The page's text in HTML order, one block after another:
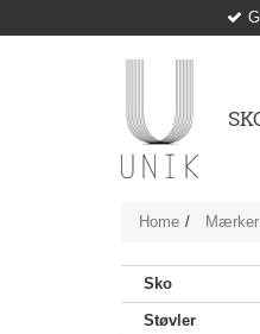
Home Mærker
Sko
Støvler